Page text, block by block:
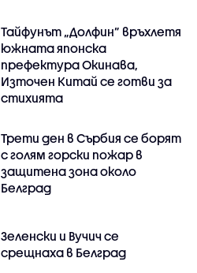
Тайфунът „Долфин” връхлетя
южната японска
префектура Окинава,
Източен Китай се готви за
стихията
Трети ден в Сърбия се борят
с голям горски пожар в
защитена зона около
Белград
Зеленски и Вучич се
срещнаха в Белград